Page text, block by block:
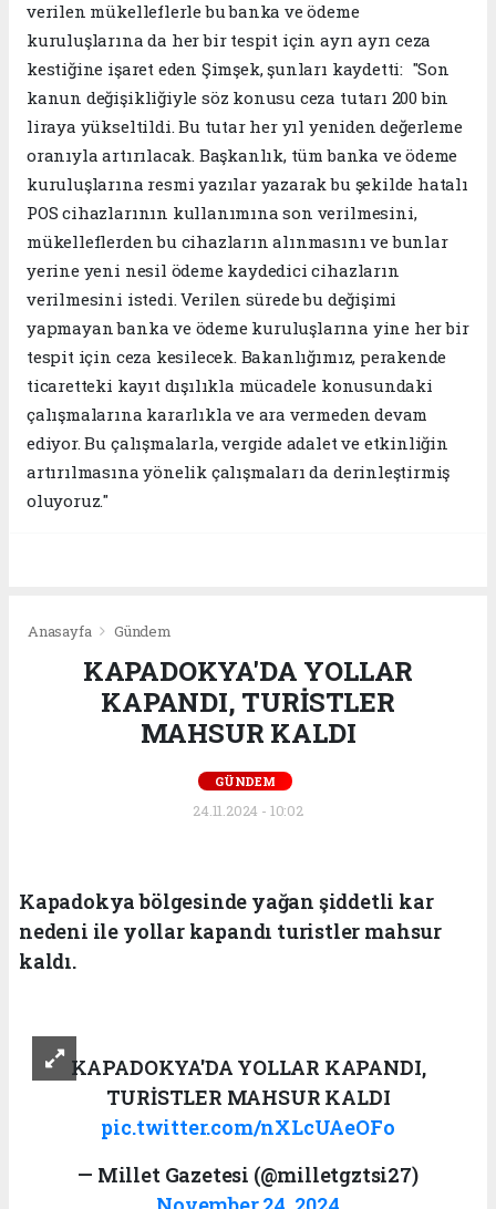
verilen mükelleflerle bu banka ve ödeme
kuruluşlarına da her bir tespit için ayrı ayrı ceza
kestiğine işaret eden Şimşek, şunları kaydetti: "Son
kanun değişikliğiyle söz konusu ceza tutarı 200 bin
liraya yükseltildi. Bu tutar her yıl yeniden değerleme
oranıyla artırılacak. Başkanlık, tüm banka ve ödeme
kuruluşlarına resmi yazılar yazarak bu şekilde hatalı
POS cihazlarının kullanımına son verilmesini,
mükelleflerden bu cihazların alınmasını ve bunlar
yerine yeni nesil ödeme kaydedici cihazların
verilmesini istedi. Verilen sürede bu değişimi
yapmayan banka ve ödeme kuruluşlarına yine her bir
tespit için ceza kesilecek. Bakanlığımız, perakende
ticaretteki kayıt dışılıkla mücadele konusundaki
çalışmalarına kararlıkla ve ara vermeden devam
ediyor. Bu çalışmalarla, vergide adalet ve etkinliğin
artırılmasına yönelik çalışmaları da derinleştirmiş
oluyoruz."
Anasayfa Gündem
KAPADOKYA'DA YOLLAR
KAPANDI, TURİSTLER
MAHSUR KALDI
GÜNDEM
24.11.2024 - 10:02
Kapadokya bölgesinde yağan şiddetli kar
nedeni ile yollar kapandı turistler mahsur
kaldı.
KAPADOKYA'DA YOLLAR KAPANDI,
TURİSTLER MAHSUR KALDI
pic.twitter.com/nXLcUAeOFo
— Millet Gazetesi (@milletgztsi27)